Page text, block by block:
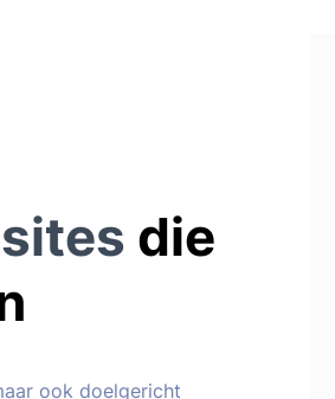
die
ook doelgericht